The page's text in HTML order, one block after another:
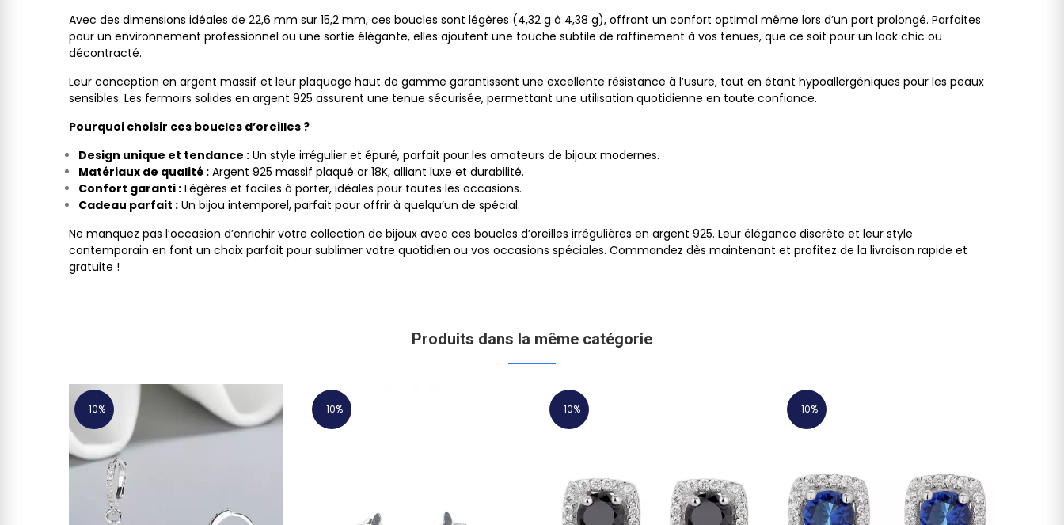
Avec des dimensions idéales de 22,6 mm sur 15,2 mm, ces boucles sont légères (4,32 g à 4,38 g), offrant un confort optimal même lors d’un port prolongé. Parfaites
pour un environnement professionnel ou une sortie élégante, elles ajoutent une touche subtile de raffinement à vos tenues, que ce soit pour un look chic ou
décontracté.
Leur conception en argent massif et leur plaquage haut de gamme garantissent une excellente résistance à l’usure, tout en étant hypoallergéniques pour les peaux
sensibles. Les fermoirs solides en argent 925 assurent une tenue sécurisée, permettant une utilisation quotidienne en toute confiance.
Pourquoi choisir ces boucles d’oreilles ?
Design unique et tendance : Un style irrégulier et épuré, parfait pour les amateurs de bijoux modernes.
Matériaux de qualité : Argent 925 massif plaqué or 18K, alliant luxe et durabilité.
Confort garanti : Légères et faciles à porter, idéales pour toutes les occasions.
Cadeau parfait : Un bijou intemporel, parfait pour offrir à quelqu’un de spécial.
Ne manquez pas l’occasion d’enrichir votre collection de bijoux avec ces boucles d’oreilles irrégulières en argent 925. Leur élégance discrète et leur style
contemporain en font un choix parfait pour sublimer votre quotidien ou vos occasions spéciales. Commandez dès maintenant et profitez de la livraison rapide et
gratuite !
Produits dans la même catégorie
-10% -10% -10% -10%